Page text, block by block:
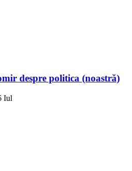
despre politica (noastră)
Iul